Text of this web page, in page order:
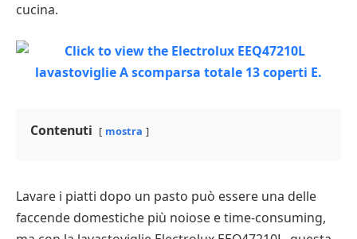
cucina.
Contenuti mostra
Lavare i piatti dopo un pasto può essere una delle
faccende domestiche più noiose e time-consuming,